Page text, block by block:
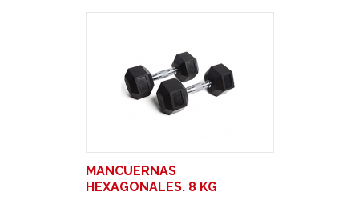
MANCUERNAS
HEXAGONALES. 8 KG